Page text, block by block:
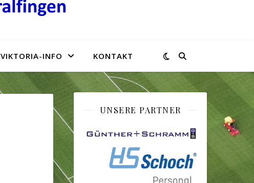
VIKTORIA-INFO KONTAKT
UNSERE PARTNER